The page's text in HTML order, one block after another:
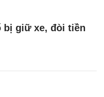
bị giữ xe, đòi tiền